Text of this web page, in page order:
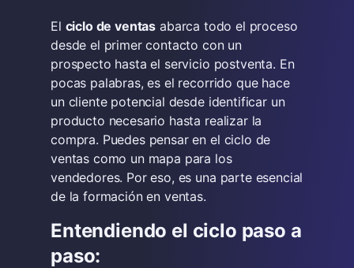
El ciclo de ventas abarca todo el proceso
desde el primer contacto con un
prospecto hasta el servicio postventa. En
pocas palabras, es el recorrido que hace
un cliente potencial desde identificar un
producto necesario hasta realizar la
compra. Puedes pensar en el ciclo de
ventas como un mapa para los
vendedores. Por eso, es una parte esencial
de la formación en ventas.
Entendiendo el ciclo paso a
paso: